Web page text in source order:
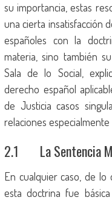
su importancia, estas
una cierta insatisfacción
españoles con la
materia, sino también
Sala de lo Social,
derecho español
de Justicia casos
relaciones
2.1 La Sentencia
En cualquier caso, de
esta doctrina fue